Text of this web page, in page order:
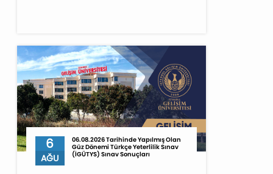
6
AĞU
06.08.2026 Tarihinde Yapılmış Olan
Güz Dönemi Türkçe Yeterlilik Sınav
(İGÜTYS) Sınav Sonuçları